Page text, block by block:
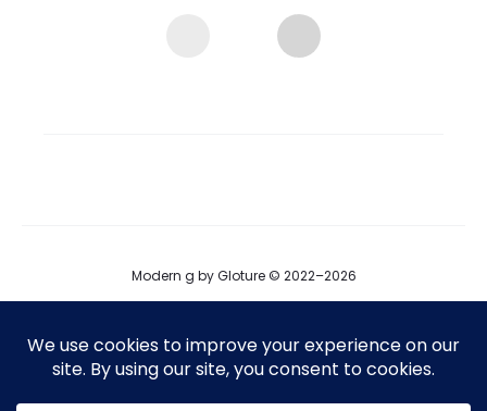
Modern g by Gloture © 2022–2026
運営会社